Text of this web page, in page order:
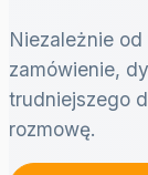
Niezależnie
zamówienie,
trudniejszego
rozmowę.